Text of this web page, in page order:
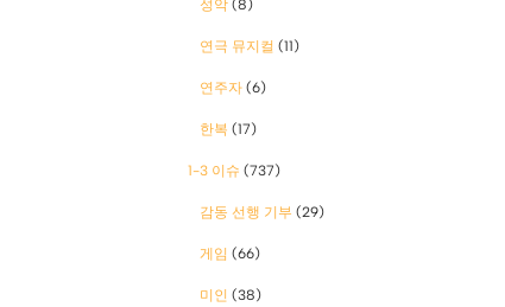
성악 (8)
연극 뮤지컬 (11)
연주자 (6)
한복 (17)
1-3 이슈 (737)
감동 선행 기부 (29)
게임 (66)
미인 (38)